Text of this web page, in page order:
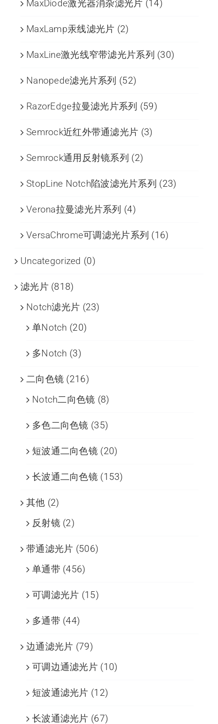
MaxDiode激光器消杂滤光片 (14)
MaxLamp汞线滤光片 (2)
MaxLine激光线窄带滤光片系列 (30)
Nanopede滤光片系列 (52)
RazorEdge拉曼滤光片系列 (59)
Semrock近红外带通滤光片 (3)
Semrock通用反射镜系列 (2)
StopLine Notch陷波滤光片系列 (23)
Verona拉曼滤光片系列 (4)
VersaChrome可调滤光片系列 (16)
Uncategorized (0)
滤光片 (818)
Notch滤光片 (23)
单Notch (20)
多Notch (3)
二向色镜 (216)
Notch二向色镜 (8)
多色二向色镜 (35)
短波通二向色镜 (20)
长波通二向色镜 (153)
其他 (2)
反射镜 (2)
带通滤光片 (506)
单通带 (456)
可调滤光片 (15)
多通带 (44)
边通滤光片 (79)
可调边通滤光片 (10)
短波通滤光片 (12)
长波通滤光片 (67)